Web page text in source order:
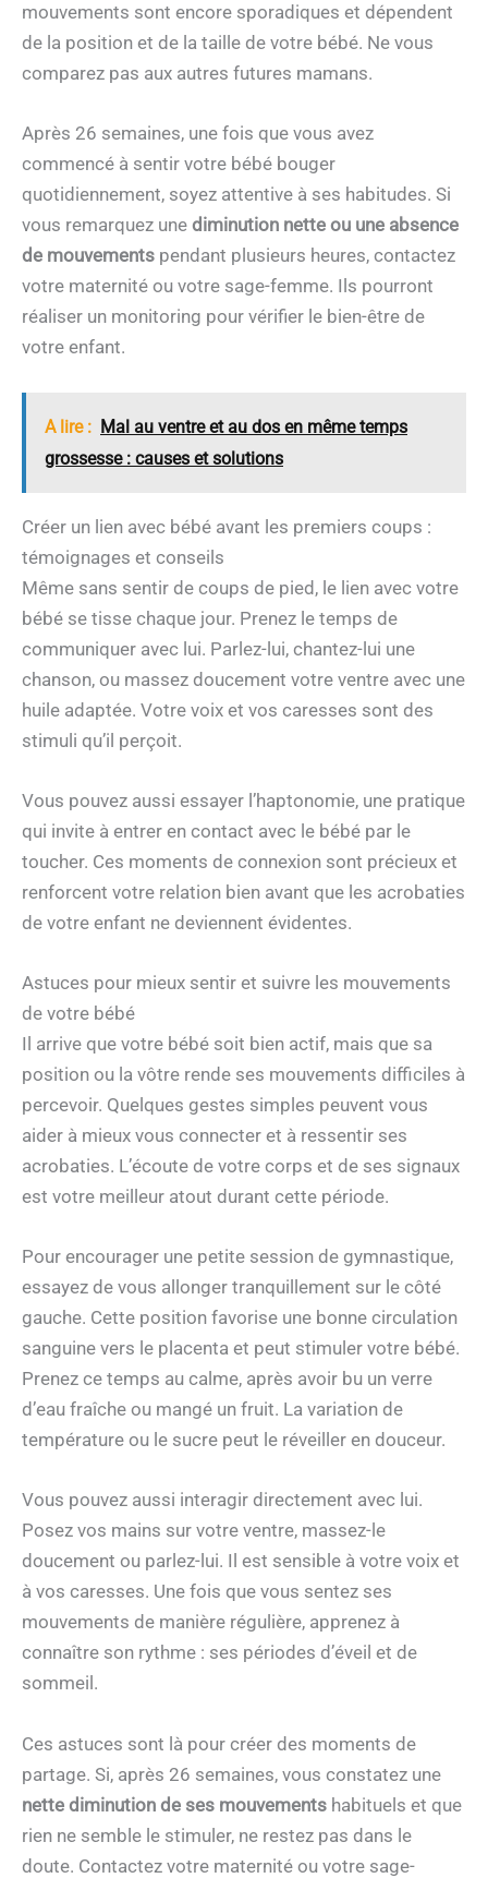
mouvements sont encore sporadiques et dépendent
de la position et de la taille de votre bébé. Ne vous
comparez pas aux autres futures mamans.
Après 26 semaines, une fois que vous avez
commencé à sentir votre bébé bouger
quotidiennement, soyez attentive à ses habitudes. Si
vous remarquez une diminution nette ou une absence
de mouvements pendant plusieurs heures, contactez
votre maternité ou votre sage-femme. Ils pourront
réaliser un monitoring pour vérifier le bien-être de
votre enfant.
A lire : Mal au ventre et au dos en même temps
grossesse : causes et solutions
Créer un lien avec bébé avant les premiers coups :
témoignages et conseils
Même sans sentir de coups de pied, le lien avec votre
bébé se tisse chaque jour. Prenez le temps de
communiquer avec lui. Parlez-lui, chantez-lui une
chanson, ou massez doucement votre ventre avec une
huile adaptée. Votre voix et vos caresses sont des
stimuli qu’il perçoit.
Vous pouvez aussi essayer l’haptonomie, une pratique
qui invite à entrer en contact avec le bébé par le
toucher. Ces moments de connexion sont précieux et
renforcent votre relation bien avant que les acrobaties
de votre enfant ne deviennent évidentes.
Astuces pour mieux sentir et suivre les mouvements
de votre bébé
Il arrive que votre bébé soit bien actif, mais que sa
position ou la vôtre rende ses mouvements difficiles à
percevoir. Quelques gestes simples peuvent vous
aider à mieux vous connecter et à ressentir ses
acrobaties. L’écoute de votre corps et de ses signaux
est votre meilleur atout durant cette période.
Pour encourager une petite session de gymnastique,
essayez de vous allonger tranquillement sur le côté
gauche. Cette position favorise une bonne circulation
sanguine vers le placenta et peut stimuler votre bébé.
Prenez ce temps au calme, après avoir bu un verre
d’eau fraîche ou mangé un fruit. La variation de
température ou le sucre peut le réveiller en douceur.
Vous pouvez aussi interagir directement avec lui.
Posez vos mains sur votre ventre, massez-le
doucement ou parlez-lui. Il est sensible à votre voix et
à vos caresses. Une fois que vous sentez ses
mouvements de manière régulière, apprenez à
connaître son rythme : ses périodes d’éveil et de
sommeil.
Ces astuces sont là pour créer des moments de
partage. Si, après 26 semaines, vous constatez une
nette diminution de ses mouvements habituels et que
rien ne semble le stimuler, ne restez pas dans le
doute. Contactez votre maternité ou votre sage-